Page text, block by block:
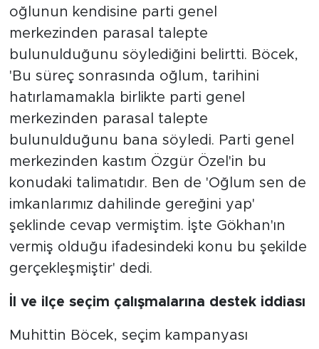
oğlunun kendisine parti genel
merkezinden parasal talepte
bulunulduğunu söylediğini belirtti. Böcek,
'Bu süreç sonrasında oğlum, tarihini
hatırlamamakla birlikte parti genel
merkezinden parasal talepte
bulunulduğunu bana söyledi. Parti genel
merkezinden kastım Özgür Özel'in bu
konudaki talimatıdır. Ben de 'Oğlum sen de
imkanlarımız dahilinde gereğini yap'
şeklinde cevap vermiştim. İşte Gökhan'ın
vermiş olduğu ifadesindeki konu bu şekilde
gerçekleşmiştir' dedi.
İl ve ilçe seçim çalışmalarına destek iddiası
Muhittin Böcek, seçim kampanyası